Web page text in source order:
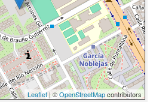
Leaflet| ©OpenStreetMapcontributors